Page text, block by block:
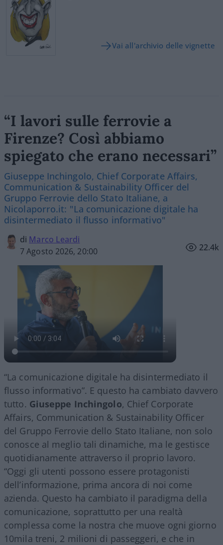
Vai all'archivio delle vignette
“I lavori sulle ferrovie a
Firenze? Così abbiamo
spiegato che erano necessari”
Giuseppe Inchingolo, Chief Corporate Affairs,
Communication & Sustainability Officer del
Gruppo Ferrovie dello Stato Italiane, a
Nicolaporro.it: "La comunicazione digitale ha
disintermediato il flusso informativo"
di Marco Leardi
7 Agosto 2026, 20:00
22.4k
“La comunicazione digitale ha disintermediato il
flusso informativo”. E questo ha cambiato davvero
tutto. Giuseppe Inchingolo, Chief Corporate
Affairs, Communication & Sustainability Officer
del Gruppo Ferrovie dello Stato Italiane, non solo
conosce al meglio tali dinamiche, ma le gestisce
quotidianamente attraverso il proprio lavoro.
“Oggi gli utenti possono essere protagonisti
dell’informazione, prima ancora di noi come
azienda. Questo ha cambiato il paradigma della
comunicazione, soprattutto per una realtà
complessa come la nostra che muove ogni giorno
10mila treni, 2 milioni di passeggeri, e che in